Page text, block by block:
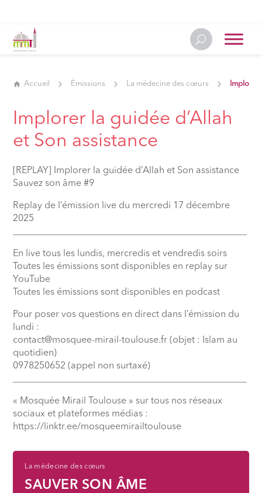
Accueil Émissions La médecine des cœurs Implorer
Implorer la guidée d’Allah
et Son assistance
[REPLAY] Implorer la guidée d’Allah et Son assistance
Sauvez son âme #9
Replay de l’émission live du mercredi 17 décembre
2025
En live tous les lundis, mercredis et vendredis soirs
Toutes les émissions sont disponibles en replay sur
YouTube
Toutes les émissions sont disponibles en podcast
Pour poser vos questions en direct dans l’émission du
lundi :
contact@mosquee-mirail-toulouse.fr (objet : Islam au
quotidien)
0978250652 (appel non surtaxé)
« Mosquée Mirail Toulouse » sur tous nos réseaux
sociaux et plateformes médias :
⁠https://linktr.ee/mosqueemirailtoulouse
La médecine des cœurs
SAUVER SON ÂME